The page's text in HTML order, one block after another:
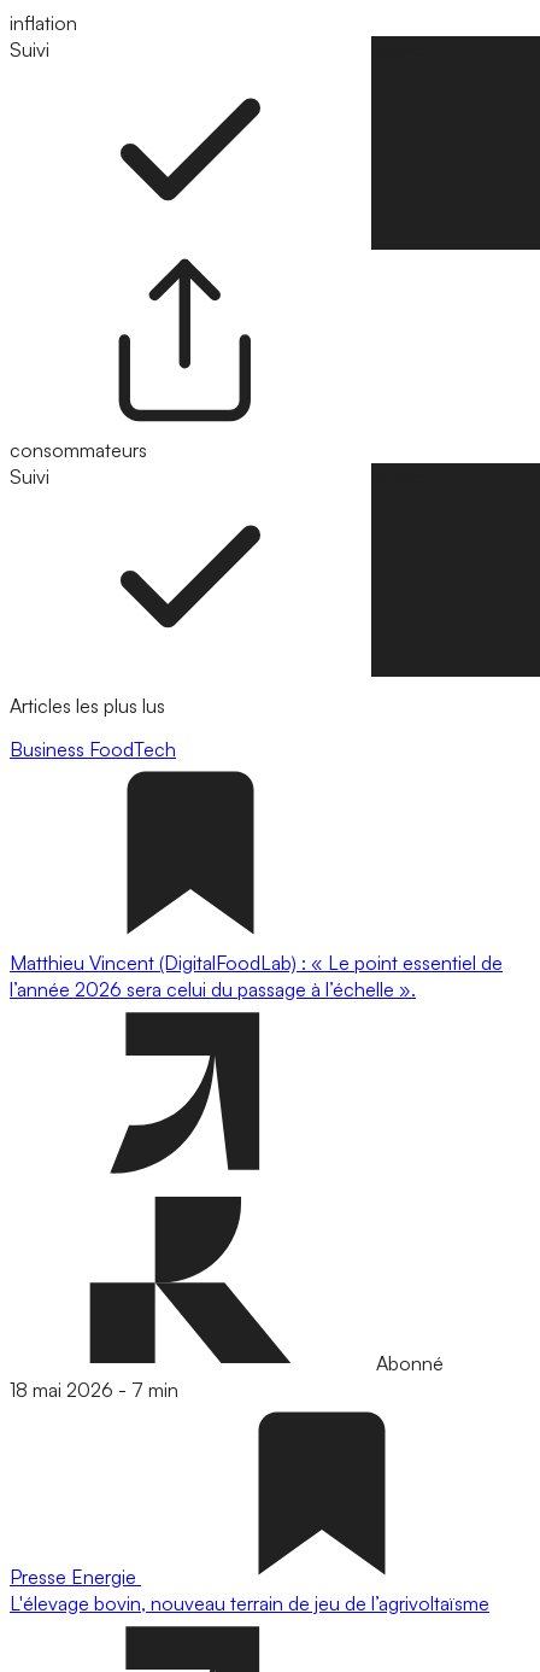
inflation
Suivi
consommateurs
Suivi
Articles les plus lus
Business FoodTech
Matthieu Vincent (DigitalFoodLab) : « Le point essentiel de
l’année 2026 sera celui du passage à l’échelle ».
Abonné
18 mai 2026 - 7 min
Presse Energie
L'élevage bovin, nouveau terrain de jeu de l’agrivoltaïsme